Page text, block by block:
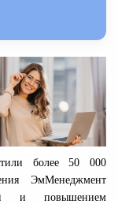
более 50 000
ЭмМенеджмент
и повышением